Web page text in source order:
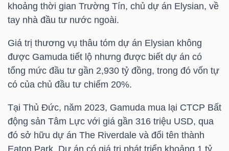
khoảng thời gian Trường Tín, chủ dự án Elysian, về
tay nhà đầu tư nước ngoài.
Giá trị thương vụ thâu tóm dự án Elysian không
được Gamuda tiết lộ nhưng được biết dự án có
tổng mức đầu tư gần 2,930 tỷ đồng, trong đó vốn tự
có của chủ đầu tư chiếm 20%.
Tại Thủ Đức, năm 2023, Gamuda mua lại CTCP Bất
động sản Tâm Lực với giá gần 316 triệu USD, qua
đó sở hữu dự án The Riverdale và đổi tên thành
Eaton Park. Dự án có giá trị phát triển khoảng 1 tỷ
CÔNG
DÙNG
KHÔNG
THIẾT